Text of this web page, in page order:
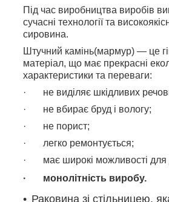
Під час виробництва виробів
сучасні технології та
сировина.
Штучний камінь(мармур) — це
матеріал, що має прекрасні
характеристики та переваги:
· не виділяє шкідливих
· не вбирає бруд і вологу;
· не порист;
· легко ремонтується;
· має широкі можливості для
· монолітність виробу.
Раковина зі стільницею,